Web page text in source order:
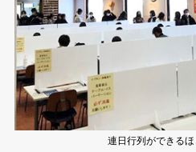
連日行列ができるほ